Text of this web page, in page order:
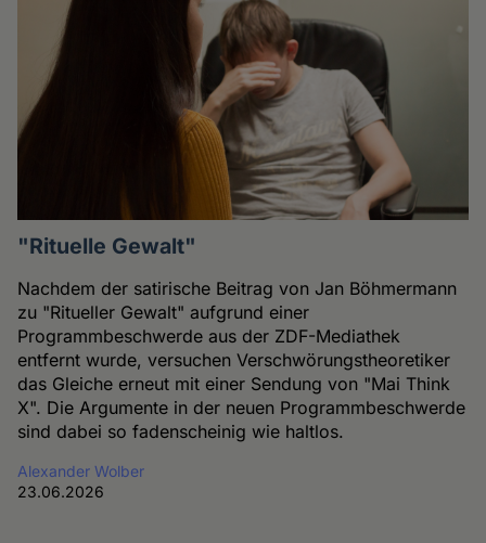
"Rituelle Gewalt"
Nachdem der satirische Beitrag von Jan Böhmermann
zu "Ritueller Gewalt" aufgrund einer
Programmbeschwerde aus der ZDF-Mediathek
entfernt wurde, versuchen Verschwörungstheoretiker
das Gleiche erneut mit einer Sendung von "Mai Think
X". Die Argumente in der neuen Programmbeschwerde
sind dabei so fadenscheinig wie haltlos.
Alexander Wolber
23.06.2026